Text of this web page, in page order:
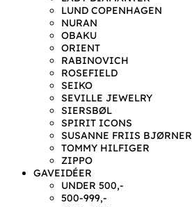
LUND COPENHAGEN
NURAN
OBAKU
ORIENT
RABINOVICH
ROSEFIELD
SEIKO
SEVILLE JEWELRY
SIERSBØL
SPIRIT ICONS
SUSANNE FRIIS BJØRNER
TOMMY HILFIGER
ZIPPO
GAVEIDÉER
UNDER 500,-
500-999,-